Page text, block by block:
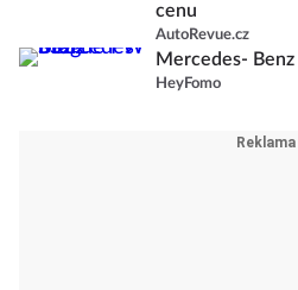
cenu
AutoRevue.cz
Mercedes-
HeyFomo